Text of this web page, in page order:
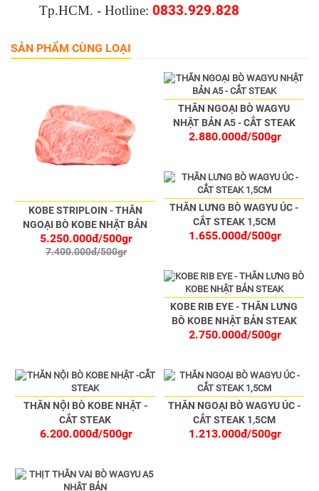
Tp.HCM. - Hotline: 0833.929.828
SẢN PHẨM CÙNG LOẠI
KOBE STRIPLOIN - THĂN
NGOẠI BÒ KOBE NHẬT BẢN
STEAK
5.250.000đ/500gr
7.400.000đ/500gr
THĂN NGOẠI BÒ WAGYU
NHẬT BẢN A5 - CẮT STEAK
2.880.000đ/500gr
THĂN LƯNG BÒ WAGYU ÚC -
CẮT STEAK 1,5CM
1.655.000đ/500gr
KOBE RIB EYE - THĂN LƯNG
BÒ KOBE NHẬT BẢN STEAK
2.750.000đ/500gr
THĂN NỘI BÒ KOBE NHẬT -
CẮT STEAK
6.200.000đ/500gr
THĂN NGOẠI BÒ WAGYU ÚC -
CẮT STEAK 1,5CM
1.213.000đ/500gr